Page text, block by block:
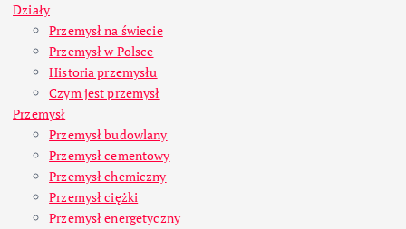
Działy
Przemysł na świecie
Przemysł w Polsce
Historia przemysłu
Czym jest przemysł
Przemysł
Przemysł budowlany
Przemysł cementowy
Przemysł chemiczny
Przemysł ciężki
Przemysł energetyczny